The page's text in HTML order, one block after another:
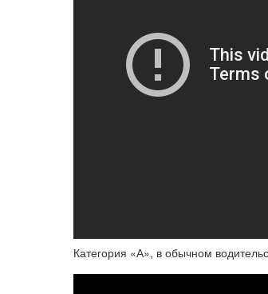
Категория «А», в обычном